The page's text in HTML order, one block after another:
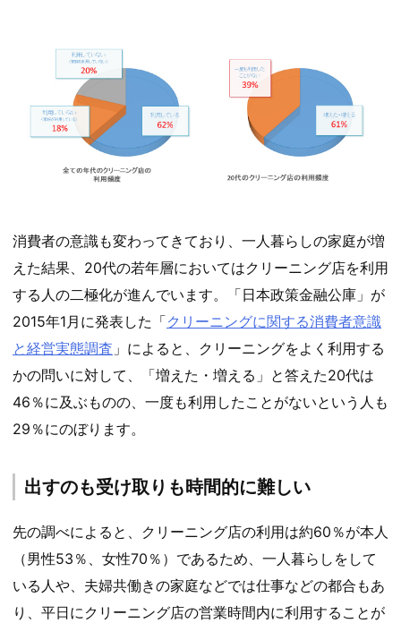
消費者の意識も変わってきており、一人暮らしの家庭が増
えた結果、20代の若年層においてはクリーニング店を利用
する人の二極化が進んでいます。「日本政策金融公庫」が
2015年1月に発表した「クリーニングに関する消費者意識
と経営実態調査 」によると、クリーニングをよく利用する
かの問いに対して、「増えた・増える」と答えた20代は
46％に及ぶものの、一度も利用したことがないという人も
29％にのぼります。
出すのも受け取りも時間的に難しい
先の調べによると、クリーニング店の利用は約60％が本人
（男性53％、女性70％）であるため、一人暮らしをして
いる人や、夫婦共働きの家庭などでは仕事などの都合もあ
り、平日にクリーニング店の営業時間内に利用することが